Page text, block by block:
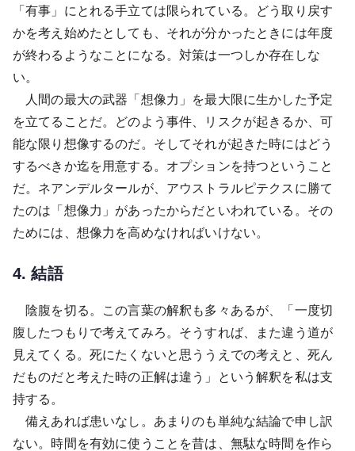
「有事」にとれる手立ては限られている。どう取り戻す
かを考え始めたとしても、それが分かったときには年度
が終わるようなことになる。対策は一つしか存在しな
い。
人間の最大の武器「想像力」を最大限に生かした予定
を立てることだ。どのよう事件、リスクが起きるか、可
能な限り想像するのだ。そしてそれが起きた時にはどう
するべきか迄を用意する。オプションを持つということ
だ。ネアンデルタールが、アウストラルピテクスに勝て
たのは「想像力」があったからだといわれている。その
ためには、想像力を高めなければいけない。
4. 結語
陰腹を切る。この言葉の解釈も多々あるが、「一度切
腹したつもりで考えてみろ。そうすれば、また違う道が
見えてくる。死にたくないと思ううえでの考えと、死ん
だものだと考えた時の正解は違う」という解釈を私は支
持する。
備えあれば患いなし。あまりのも単純な結論で申し訳
ない。時間を有効に使うことを昔は、無駄な時間を作ら